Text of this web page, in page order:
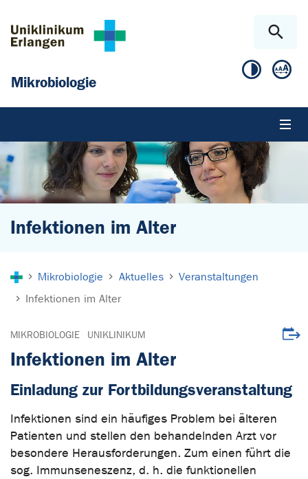
Mikrobiologie
Infektionen im Alter
Mikrobiologie Aktuelles
Veranstaltungen
Infektionen im Alter
MIKROBIOLOGIE UNIKLINIKUM
Infektionen im Alter
Einladung zur Fortbildungsveranstaltung
Infektionen sind ein häufiges Problem bei älteren
Patienten und stellen den behandelnden Arzt vor
besondere Herausforderungen. Zum einen führt die
sog. Immunseneszenz, d. h. die funktionellen